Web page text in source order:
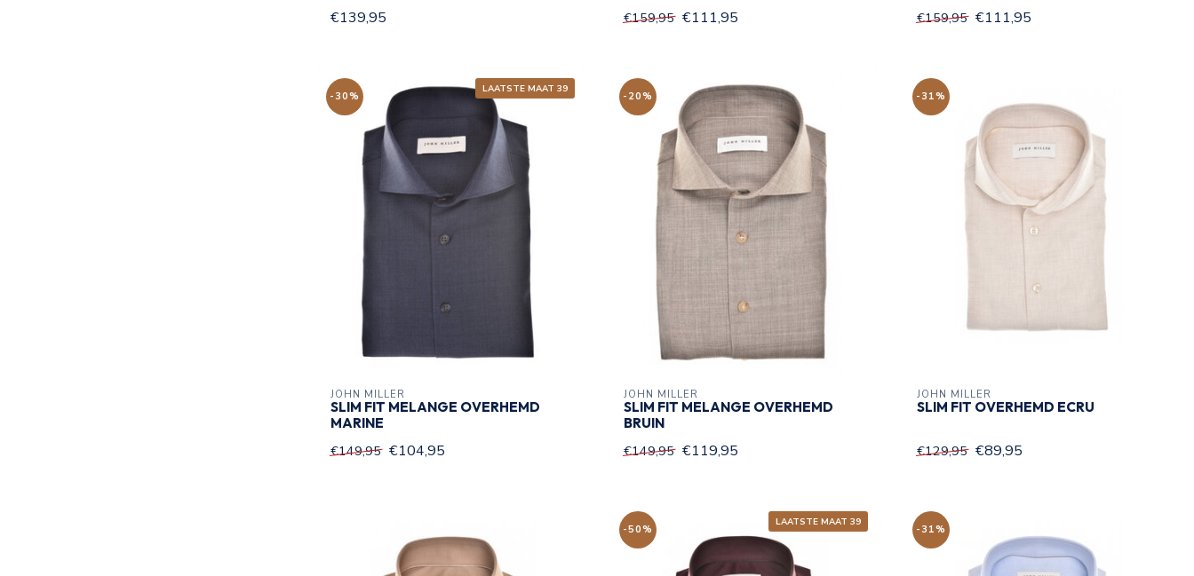
€139,95 €159,95 €111,95 €159,95 €111,95
LAATSTE MAAT 39
-30%
JOHN MILLER
SLIM FIT MELANGE OVERHEMD
MARINE
€149,95 €104,95
-20%
JOHN MILLER
SLIM FIT MELANGE OVERHEMD
BRUIN
€149,95 €119,95
-31%
JOHN MILLER
SLIM FIT OVERHEMD ECRU
€129,95 €89,95
LAATSTE MAAT 39
-50% -31%